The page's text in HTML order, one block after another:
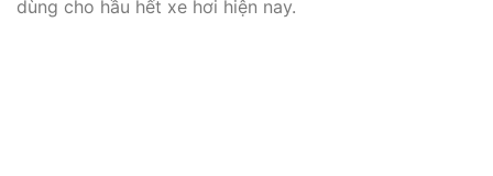
dùng cho hầu hết xe hơi hiện nay.